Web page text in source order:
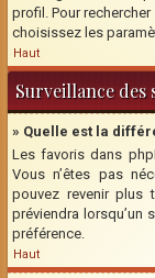
profil. Pour
choisissez les
Haut
Surveillance des
» Quelle est la
Les favoris dans
Vous n’êtes pas
pouvez revenir plus
préviendra lorsqu’un
préférence.
Haut